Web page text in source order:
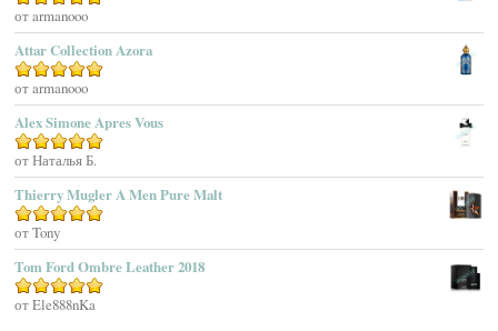
Agnes B
Agonist
Ahjaar
Aigner
Aj Arabia (Widian)
Ajmal
Akro
Al Hamatt
Al Haramain
Al-Jazeera
Оценка5из 5
от armanooo
Attar Collection Azora
Оценка5из 5
от armanooo
Alex Simone Apres Vous
Оценка5из 5
от Наталья Б.
Thierry Mugler A Men Pure Malt
Оценка
от Tony
Tom Ford Ombre Leather 2018
Оценка5из 5
от Ele888nKa